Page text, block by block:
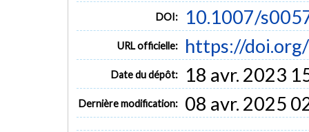
DOI: 10.1007/
URL officielle: https://
Date du dépôt: 18 avr. 2023
Dernière modification: 08 avr. 2025